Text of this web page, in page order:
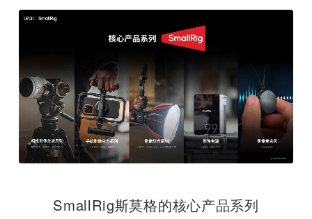
SmallRig斯莫格的核心产品系列